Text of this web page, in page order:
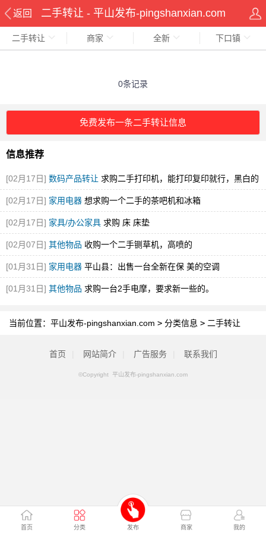
返回 二手转让 - 平山发布-pingshanxian.com
首页 分类 发布 商家 我的
二手转让 商家 全新 下口镇
0条记录
免费发布一条二手转让信息
信息推荐
[02月17日] 数码产品转让 求购二手打印机，能打印复印就行，黑白的
就可
[02月17日] 家用电器 想求购一个二手的茶吧机和冰箱
[02月17日] 家具/办公家具 求购 床 床垫
[02月07日] 其他物品 收购一个二手铡草机，高喷的
[01月31日] 家用电器 平山县：出售一台全新在保 美的空调
[01月31日] 其他物品 求购一台2手电摩，要求新一些的。
当前位置： 平山发布-pingshanxian.com > 分类信息 > 二手转让
首页 网站简介 广告服务 联系我们
©Copyright 平山发布-pingshanxian.com